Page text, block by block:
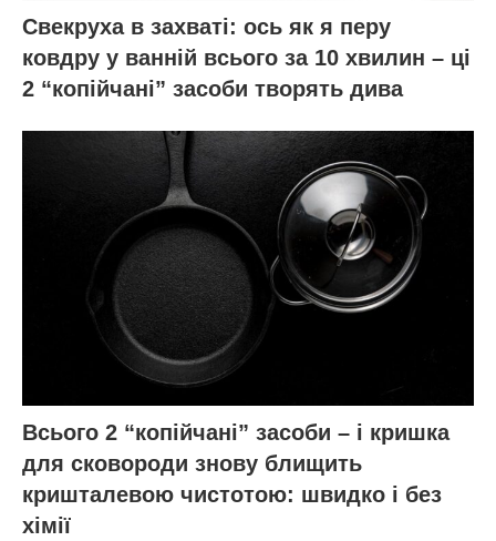
Свекруха в захваті: ось як я перу
ковдру у ванній всього за 10 хвилин – ці
2 “копійчані” засоби творять дива
Всього 2 “копійчані” засоби – і кришка
для сковороди знову блищить
кришталевою чистотою: швидко і без
хімії